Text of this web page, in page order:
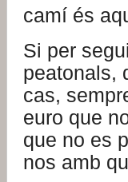
camí és
Si per
peatonals,
cas,
euro que
que no es
nos amb